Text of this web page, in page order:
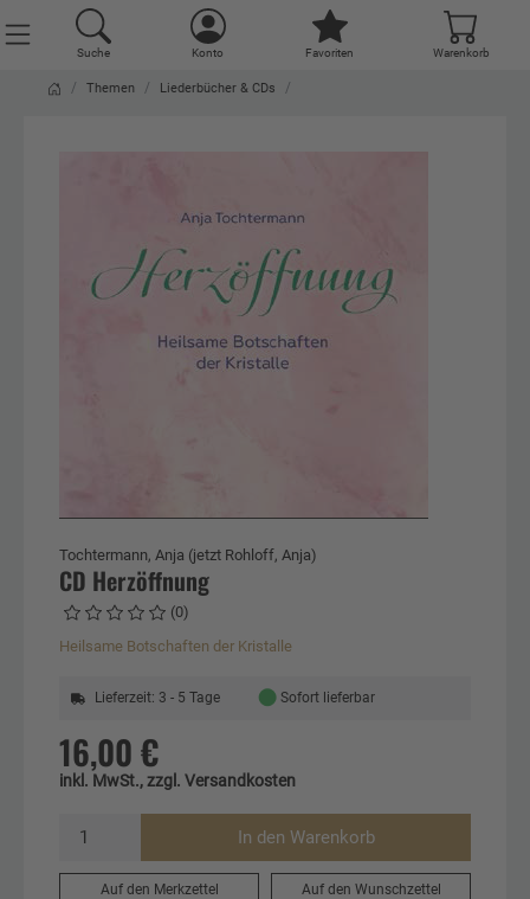
Suche Konto Favoriten Warenkorb
Themen Liederbücher & CDs
Tochtermann, Anja (jetzt Rohloff, Anja)
CD Herzöffnung
(0)
Heilsame Botschaften der Kristalle
Lieferzeit: 3 - 5 Tage ● Sofort lieferbar
16,00 €
inkl. MwSt., zzgl. Versandkosten
In den Warenkorb
Auf den Merkzettel Auf den Wunschzettel